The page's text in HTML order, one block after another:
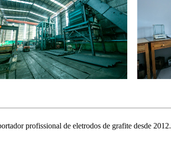
profissional de eletrodos de grafite desde 2012.